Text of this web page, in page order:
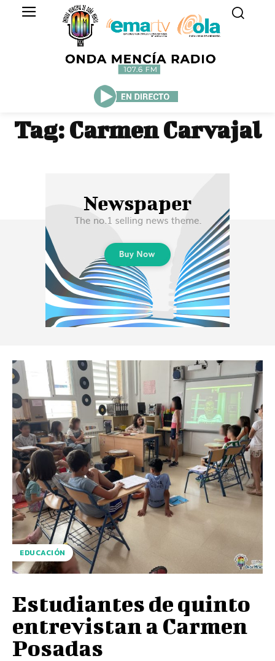
Tag: Carmen Carvajal
EDUCACIÓN
Estudiantes de quinto
entrevistan a Carmen
Posadas